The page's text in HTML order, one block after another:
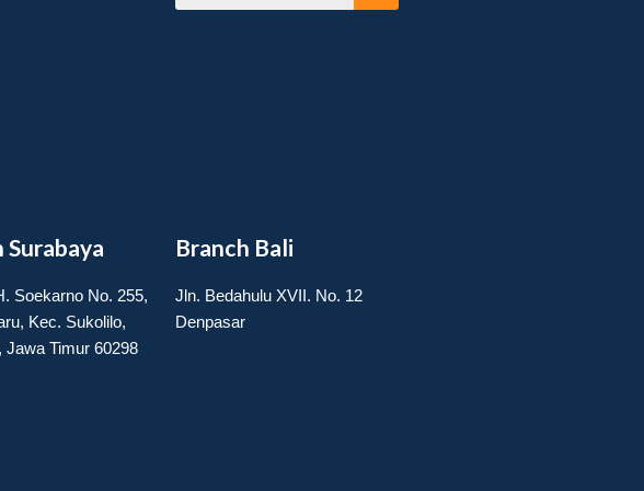
Surabaya
Soekarno No. 255,
Kec. Sukolilo,
Jawa Timur 60298
Branch Bali
Jln. Bedahulu XVII. No. 12
Denpasar